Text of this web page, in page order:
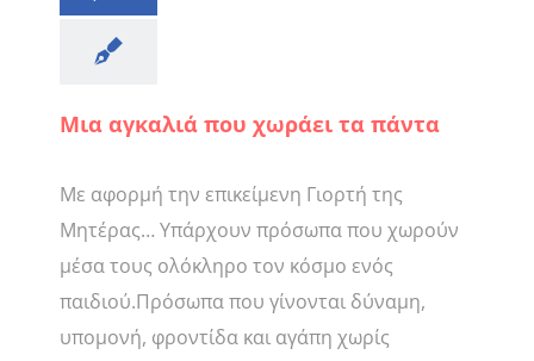
Μια αγκαλιά που χωράει τα πάντα
Με αφορμή την επικείμενη Γιορτή της
Μητέρας… Υπάρχουν πρόσωπα που χωρούν
μέσα τους ολόκληρο τον κόσμο ενός
παιδιού.Πρόσωπα που γίνονται δύναμη,
υπομονή, φροντίδα και αγάπη χωρίς